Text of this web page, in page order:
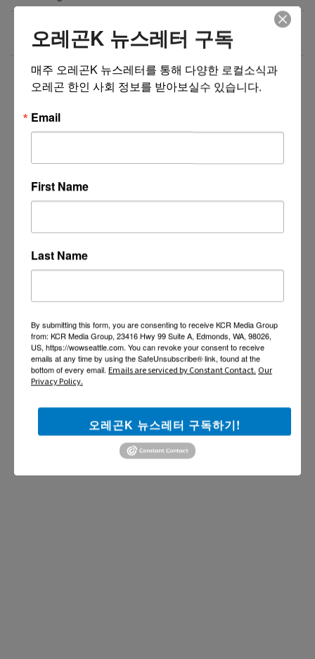
Rigid Palm Router & Palm Sander $99 @ Home
Depot
03/19/19
더보기 >>
오레곤K 뉴스레터 구독
매주 오레곤K 뉴스레터를 통해 다양한 로컬소식과
오레곤 한인 사회 정보를 받아보실수 있습니다.
Email
First Name
Last Name
By submitting this form, you are consenting to receive KCR Media Group
from: KCR Media Group, 23416 Hwy 99 Suite A, Edmonds, WA, 98026,
US, https://wowseattle.com. You can revoke your consent to receive
emails at any time by using the SafeUnsubscribe® link, found at the
bottom of every email. Emails are serviced by Constant Contact. Our
Privacy Policy.
오레곤K 뉴스레터 구독하기!